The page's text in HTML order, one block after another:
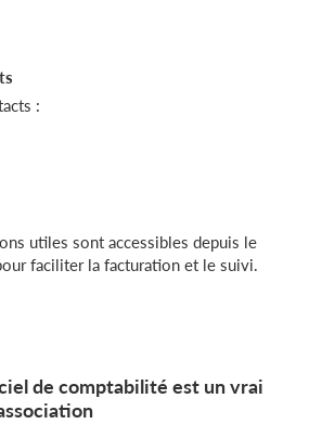
:
utiles sont accessibles depuis le
faciliter la facturation et le suivi.
de comptabilité est un vrai